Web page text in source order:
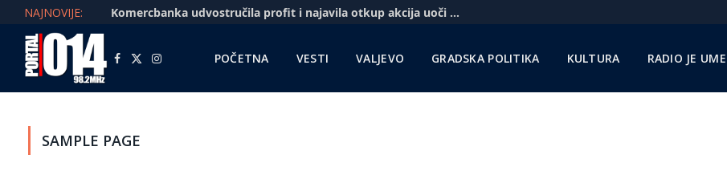
NAJNOVIJE: Komercbanka udvostručila profit i najavila otkup akcija uoči pregovora sa Unikreditom
Facebook
X
Instagram POČETNA VESTI VALJEVO GRADSKA POLITIKA KULTURA RADIO JE
SAMPLE PAGE